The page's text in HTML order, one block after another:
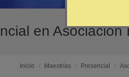
en
Inicio / Maestrías / Presencial /